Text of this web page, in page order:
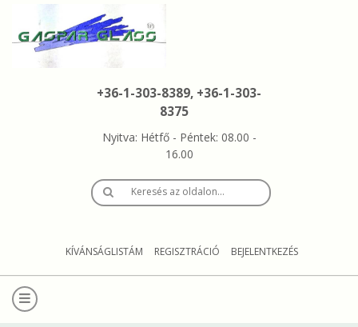
+36-1-303-8389, +36-1-303-
8375
Nyitva: Hétfő - Péntek: 08.00 -
16.00
Keresés az oldalon…
KÍVÁNSÁGLISTÁM REGISZTRÁCIÓ BEJELENTKEZÉS